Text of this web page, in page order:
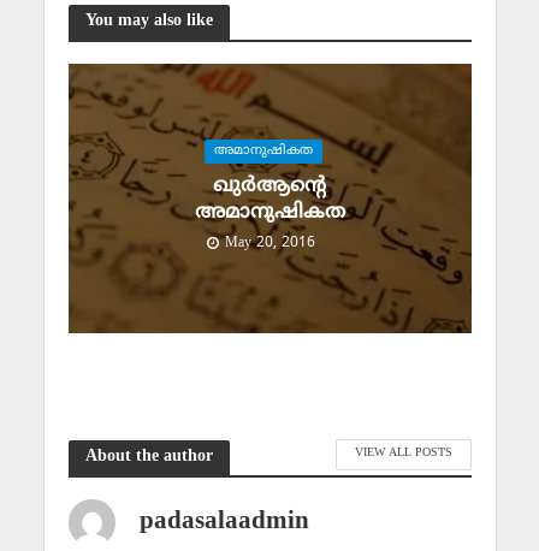
You may also like
അമാനുഷികത
ഖുര്‍ആന്റെ
അമാനുഷികത
May 20, 2016
About the author VIEW ALL POSTS
padasalaadmin